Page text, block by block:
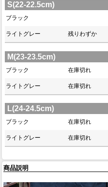
S(22-22.5cm)
ブラック
ライトグレー 残りわずか
M(23-23.5cm)
ブラック 在庫切れ
ライトグレー 在庫切れ
L(24-24.5cm)
ブラック 在庫切れ
ライトグレー 在庫切れ
商品説明